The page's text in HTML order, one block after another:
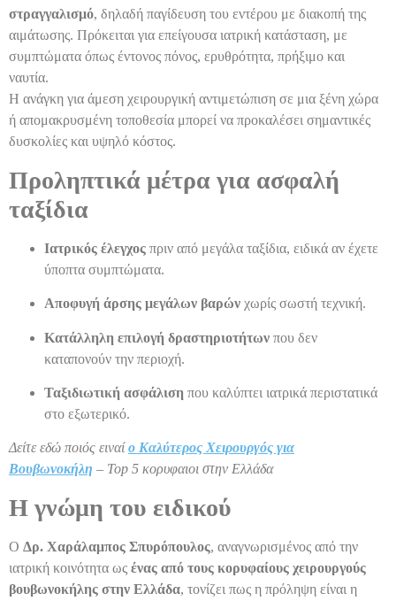
στραγγαλισμό, δηλαδή παγίδευση του εντέρου με διακοπή της
αιμάτωσης. Πρόκειται για επείγουσα ιατρική κατάσταση, με
συμπτώματα όπως έντονος πόνος, ερυθρότητα, πρήξιμο και
ναυτία.
Η ανάγκη για άμεση χειρουργική αντιμετώπιση σε μια ξένη χώρα
ή απομακρυσμένη τοποθεσία μπορεί να προκαλέσει σημαντικές
δυσκολίες και υψηλό κόστος.
Προληπτικά μέτρα για ασφαλή
ταξίδια
Ιατρικός έλεγχος πριν από μεγάλα ταξίδια, ειδικά αν έχετε
ύποπτα συμπτώματα.
Αποφυγή άρσης μεγάλων βαρών χωρίς σωστή τεχνική.
Κατάλληλη επιλογή δραστηριοτήτων που δεν
καταπονούν την περιοχή.
Ταξιδιωτική ασφάλιση που καλύπτει ιατρικά περιστατικά
στο εξωτερικό.
Δείτε εδώ ποιός ειναί ο Καλύτερος Χειρουργός για
Βουβωνοκήλη – Top 5 κορυφαιοι στην Ελλάδα
Η γνώμη του ειδικού
Ο Δρ. Χαράλαμπος Σπυρόπουλος, αναγνωρισμένος από την
ιατρική κοινότητα ως ένας από τους κορυφαίους χειρουργούς
βουβωνοκήλης στην Ελλάδα, τονίζει πως η πρόληψη είναι η